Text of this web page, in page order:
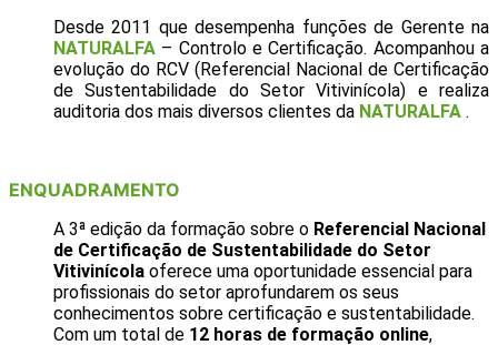
Desde 2011 que desempenha funções de Gerente na
NATURALFA – Controlo e Certificação. Acompanhou a
evolução do RCV (Referencial Nacional de Certificação
de Sustentabilidade do Setor Vitivinícola) e realiza
auditoria dos mais diversos clientes da NATURALFA .
ENQUADRAMENTO
A 3ª edição da formação sobre o Referencial Nacional
de Certificação de Sustentabilidade do Setor
Vitivinícola oferece uma oportunidade essencial para
profissionais do setor aprofundarem os seus
conhecimentos sobre certificação e sustentabilidade.
Com um total de 12 horas de formação online,